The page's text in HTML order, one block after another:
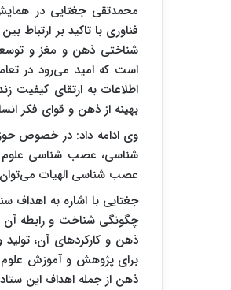
محمدتقی جغتایی در
فناوری با تاکید بر ارتباط
شناختی ذهن و مغز و توسعه
است که امید می‌رود در
اطلاعات به ارتقای کیفیت
بهینه از ذهن و قوای فکر
وی ادامه داد: در خصوص
شناسی، عصب شناسی علوم
عصب شناسی الهیات می‌توان
جغتایی با اشاره به اهداف
چگونگی شناخت و رابطه آن
ذهن و کارکردهای آن، تولید
برای پژوهش و آموزش علوم
ذهن از جمله اهداف این